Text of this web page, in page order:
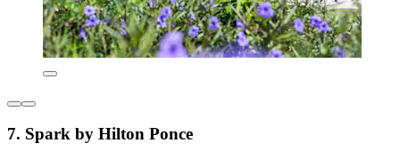
7. Spark by Hilton Ponce